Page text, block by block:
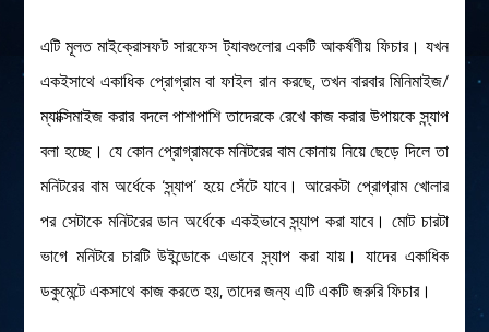
এটি মূলত মাইক্রোসফট সারফেস ট্যাবগুলোর একটি আকর্ষণীয় ফিচার। যখন
একইসাথে একাধিক প্রোগ্রাম বা ফাইল রান করছে, তখন বারবার মিনিমাইজ/
ম্যাক্সিমাইজ করার বদলে পাশাপাশি তাদেরকে রেখে কাজ করার উপায়কে স্ন্যাপ
বলা হচ্ছে। যে কোন প্রোগ্রামকে মনিটরের বাম কোনায় নিয়ে ছেড়ে দিলে তা
মনিটরের বাম অর্ধেকে ‘স্ন্যাপ’ হয়ে সেঁটে যাবে। আরেকটা প্রোগ্রাম খোলার
পর সেটাকে মনিটরের ডান অর্ধেকে একইভাবে স্ন্যাপ করা যাবে। মোট চারটা
ভাগে মনিটরে চারটি উইন্ডোকে এভাবে স্ন্যাপ করা যায়। যাদের একাধিক
ডকুমেন্টে একসাথে কাজ করতে হয়, তাদের জন্য এটি একটি জরুরি ফিচার।